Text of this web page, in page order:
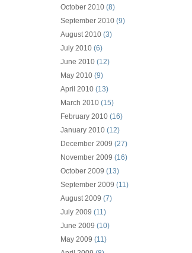
October 2010 (8)
September 2010 (9)
August 2010 (3)
July 2010 (6)
June 2010 (12)
May 2010 (9)
April 2010 (13)
March 2010 (15)
February 2010 (16)
January 2010 (12)
December 2009 (27)
November 2009 (16)
October 2009 (13)
September 2009 (11)
August 2009 (7)
July 2009 (11)
June 2009 (10)
May 2009 (11)